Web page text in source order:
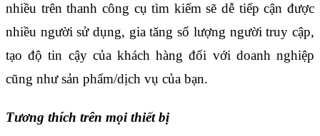
nhiều trên thanh công cụ tìm kiếm sẽ dễ tiếp cận được
nhiều người sử dụng, gia tăng số lượng người truy cập,
tạo độ tin cậy của khách hàng đối với doanh nghiệp
cũng như sản phẩm/dịch vụ của bạn.
Tương thích trên mọi thiết bị